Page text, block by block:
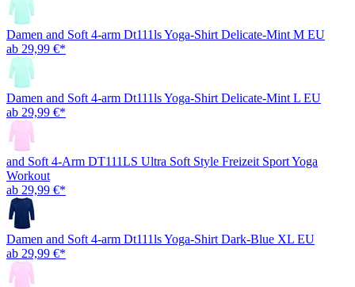
Damen and Soft 4-arm Dt111ls Yoga-Shirt Delicate-Mint M EU
ab 29,99 €*
Damen and Soft 4-arm Dt111ls Yoga-Shirt Delicate-Mint L EU
ab 29,99 €*
and Soft 4-Arm DT111LS Ultra Soft Style Freizeit Sport Yoga
Workout
ab 29,99 €*
Damen and Soft 4-arm Dt111ls Yoga-Shirt Dark-Blue XL EU
ab 29,99 €*